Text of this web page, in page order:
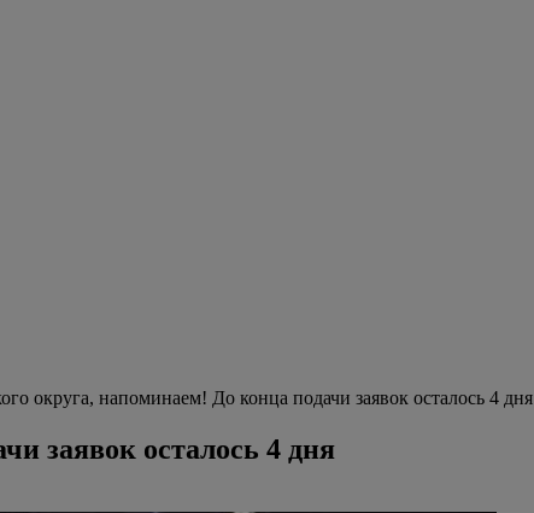
округа, напоминаем! До конца подачи заявок осталось 4 дня
заявок осталось 4 дня